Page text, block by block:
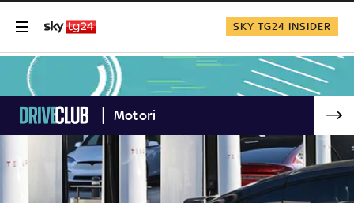
SKY TG24 INSIDER
Motori